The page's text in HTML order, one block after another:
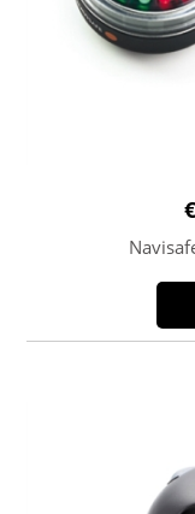
€